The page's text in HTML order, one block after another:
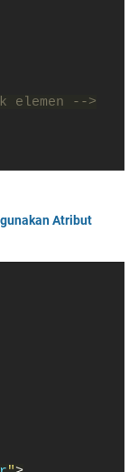
elemen -->
Atribut